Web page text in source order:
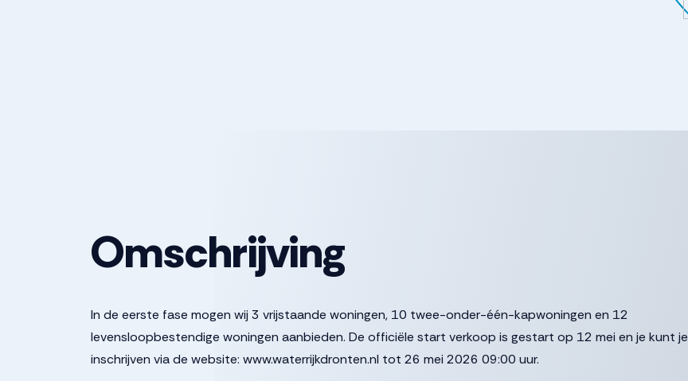
Omschrijving
In de eerste fase mogen wij 3 vrijstaande woningen, 10 twee-onder-één-kapwoningen en 12
levensloopbestendige woningen aanbieden. De officiële start verkoop is gestart op 12 mei en je kunt je
inschrijven via de website: www.waterrijkdronten.nl tot 26 mei 2026 09:00 uur.